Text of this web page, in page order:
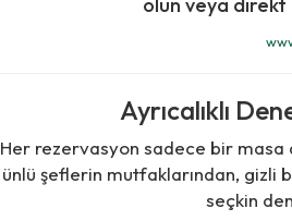
Ayrıcalıklı
Her rezervasyon sadece bir masa
ünlü şeflerin mutfaklarından, gizli
seçkin